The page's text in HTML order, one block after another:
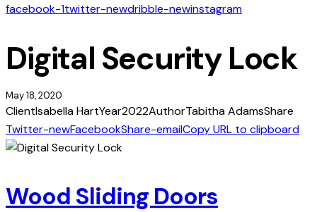
facebook-1twitter-newdribble-newinstagram
Digital Security Lock
May 18, 2020
ClientIsabella HartYear2022AuthorTabitha AdamsShare
Twitter-newFacebookShare-emailCopy URL to clipboard
Wood Sliding Doors